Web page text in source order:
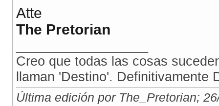
Atte
The Pretorian
Creo que todas las cosas
llaman 'Destino'. Definitivamente
Última edición por The_Pretorian;